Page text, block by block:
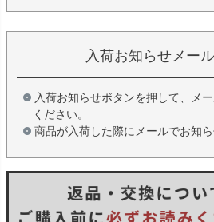
入荷お知らせメー
入荷お知らせボタンを押して、メ
ください。
商品が入荷した際にメールでお知ら